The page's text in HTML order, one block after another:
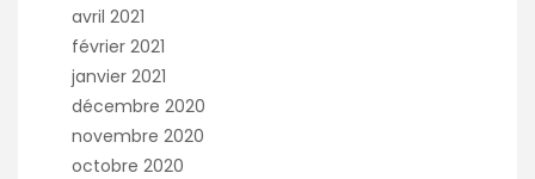
avril 2021
février 2021
janvier 2021
décembre 2020
novembre 2020
octobre 2020